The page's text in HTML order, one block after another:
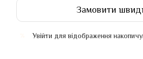
Замовити
Увійти для відображення